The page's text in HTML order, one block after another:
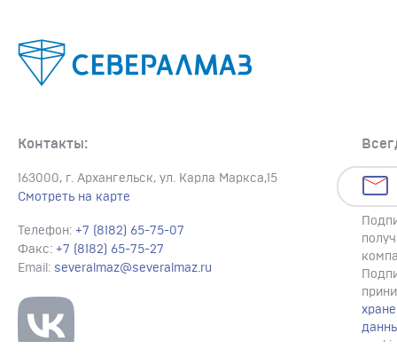
Контакты:
163000, г. Архангельск, ул. Карла Маркса,15
Смотреть на карте
Телефон: +7 (8182) 65-75-07
Факс: +7 (8182) 65-75-27
Email: severalmaz@severalmaz.ru